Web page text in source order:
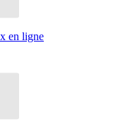
en ligne